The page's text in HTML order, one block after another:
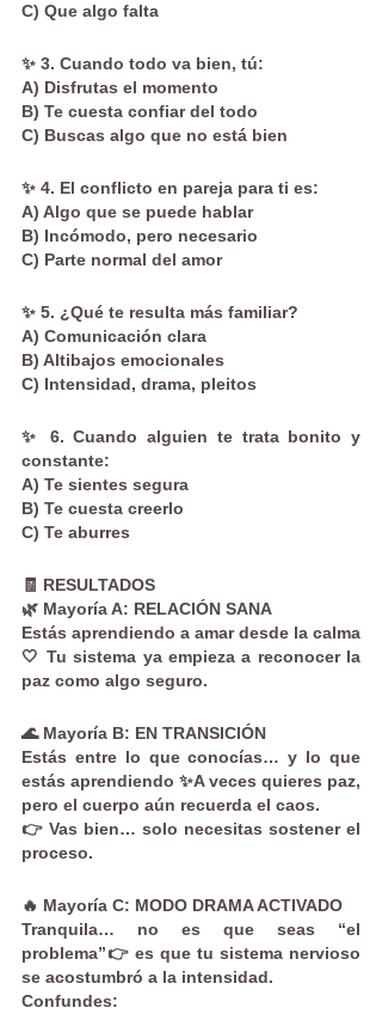
C) Que algo falta
✨ 3. Cuando todo va bien, tú:
A) Disfrutas el momento
B) Te cuesta confiar del todo
C) Buscas algo que no está bien
✨ 4. El conflicto en pareja para ti es:
A) Algo que se puede hablar
B) Incómodo, pero necesario
C) Parte normal del amor
✨ 5. ¿Qué te resulta más familiar?
A) Comunicación clara
B) Altibajos emocionales
C) Intensidad, drama, pleitos
✨ 6. Cuando alguien te trata bonito y
constante:
A) Te sientes segura
B) Te cuesta creerlo
C) Te aburres
🧾 RESULTADOS
🌿 Mayoría A: RELACIÓN SANA
Estás aprendiendo a amar desde la calma
🤍 Tu sistema ya empieza a reconocer la
paz como algo seguro.
🌊 Mayoría B: EN TRANSICIÓN
Estás entre lo que conocías… y lo que
estás aprendiendo ✨A veces quieres paz,
pero el cuerpo aún recuerda el caos.
👉 Vas bien… solo necesitas sostener el
proceso.
🔥 Mayoría C: MODO DRAMA ACTIVADO
Tranquila… no es que seas “el
problema”👉 es que tu sistema nervioso
se acostumbró a la intensidad.
Confundes: